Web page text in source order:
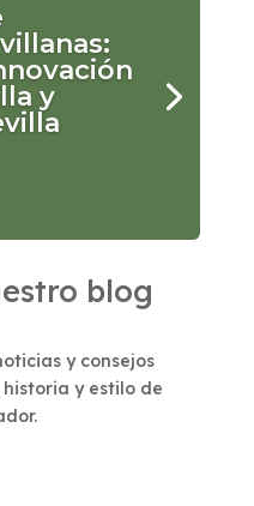
y
blog
y consejos
y estilo de